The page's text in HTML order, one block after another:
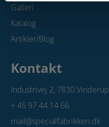
Galleri
Katalog
Artikler/Blog
Kontakt
Industrivej 2, 7830 Vinderup
+ 45 97 44 14 66
mail@specialfabrikken.dk